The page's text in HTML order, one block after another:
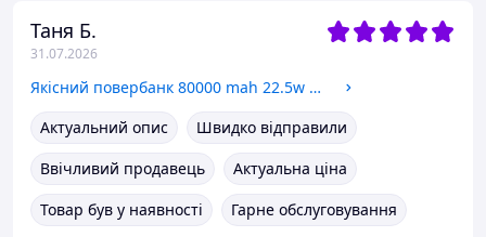
Таня Б.
31.07.2026
Якісний повербанк 80000 mah 22.5w зі швидким заряджанням батареї з ліхтариком Awei powerbank з дисплеєм
Актуальний опис
Швидко відправили
Ввічливий продавець
Актуальна ціна
Товар був у наявності
Гарне обслуговування